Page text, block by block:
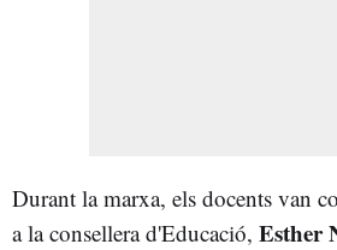
Durant la marxa, els docents van
a la consellera d'Educació, Esther